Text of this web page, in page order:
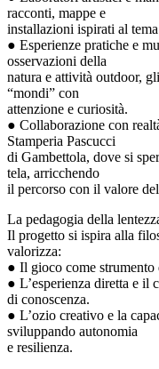
racconti, mappe e
installazioni ispirati al
● Esperienze pratiche e
osservazioni della
natura e attività outdoor,
“mondi” con
attenzione e curiosità.
● Collaborazione con
Stamperia Pascucci
di Gambettola, dove si
tela, arricchendo
il percorso con il valore
La pedagogia della
Il progetto si ispira alla
valorizza:
● Il gioco come
● L’esperienza diretta e il
di conoscenza.
● L’ozio creativo e la
sviluppando autonomia
e resilienza.